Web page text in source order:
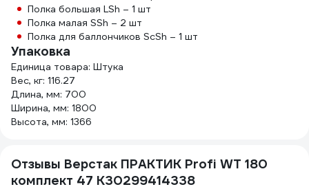
Полка большая LSh – 1 шт
Полка малая SSh – 2 шт
Полка для баллончиков ScSh – 1 шт
Упаковка
Единица товара: Штука
Вес, кг: 116.27
Длина, мм: 700
Ширина, мм: 1800
Высота, мм: 1366
Отзывы Верстак ПРАКТИК Profi WT 180
комплект 47 К30299414338